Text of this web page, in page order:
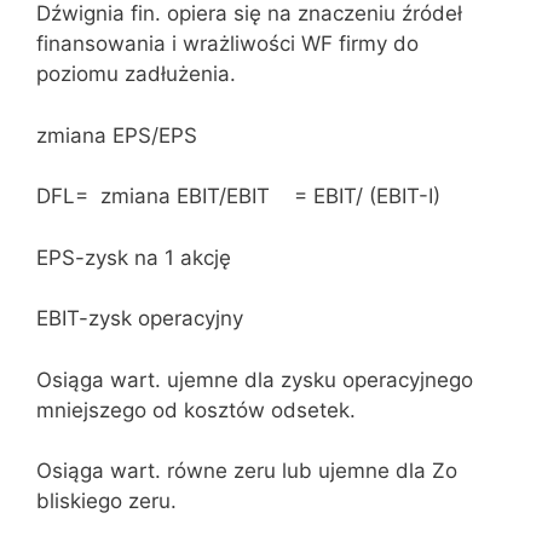
Dźwignia fin. opiera się na znaczeniu źródeł
finansowania i wrażliwości WF firmy do
poziomu zadłużenia.
zmiana EPS/EPS
DFL= zmiana EBIT/EBIT = EBIT/ (EBIT-I)
EPS-zysk na 1 akcję
EBIT-zysk operacyjny
Osiąga wart. ujemne dla zysku operacyjnego
mniejszego od kosztów odsetek.
Osiąga wart. równe zeru lub ujemne dla Zo
bliskiego zeru.